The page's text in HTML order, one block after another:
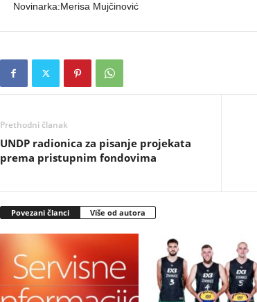
Novinarka:Merisa Mujčinović
Prethodni članak
UNDP radionica za pisanje projekata
prema pristupnim fondovima
Povezani članci Više od autora